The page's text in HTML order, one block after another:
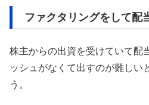
ファクタリングをして配
株主からの出資を受けていて配
ッシュがなくて出すのが難しい
う。